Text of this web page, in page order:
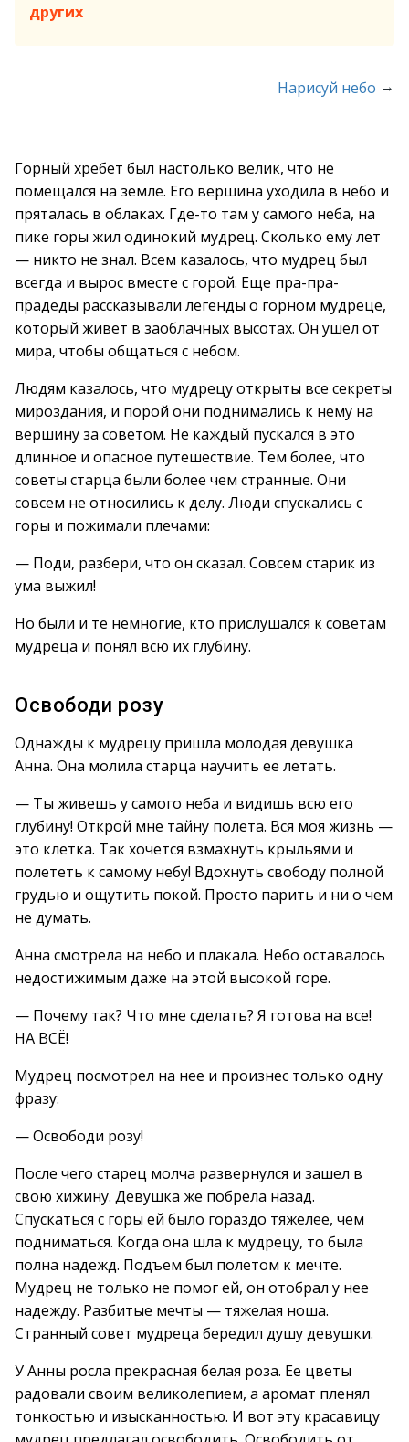
других
Нарисуй небо →
Горный хребет был настолько велик, что не
помещался на земле. Его вершина уходила в небо и
пряталась в облаках. Где-то там у самого неба, на
пике горы жил одинокий мудрец. Сколько ему лет
— никто не знал. Всем казалось, что мудрец был
всегда и вырос вместе с горой. Еще пра-пра-
прадеды рассказывали легенды о горном мудреце,
который живет в заоблачных высотах. Он ушел от
мира, чтобы общаться с небом.
Людям казалось, что мудрецу открыты все секреты
мироздания, и порой они поднимались к нему на
вершину за советом. Не каждый пускался в это
длинное и опасное путешествие. Тем более, что
советы старца были более чем странные. Они
совсем не относились к делу. Люди спускались с
горы и пожимали плечами:
— Поди, разбери, что он сказал. Совсем старик из
ума выжил!
Но были и те немногие, кто прислушался к советам
мудреца и понял всю их глубину.
Освободи розу
Однажды к мудрецу пришла молодая девушка
Анна. Она молила старца научить ее летать.
— Ты живешь у самого неба и видишь всю его
глубину! Открой мне тайну полета. Вся моя жизнь —
это клетка. Так хочется взмахнуть крыльями и
полететь к самому небу! Вдохнуть свободу полной
грудью и ощутить покой. Просто парить и ни о чем
не думать.
Анна смотрела на небо и плакала. Небо оставалось
недостижимым даже на этой высокой горе.
— Почему так? Что мне сделать? Я готова на все!
НА ВСЁ!
Мудрец посмотрел на нее и произнес только одну
фразу:
— Освободи розу!
После чего старец молча развернулся и зашел в
свою хижину. Девушка же побрела назад.
Спускаться с горы ей было гораздо тяжелее, чем
подниматься. Когда она шла к мудрецу, то была
полна надежд. Подъем был полетом к мечте.
Мудрец не только не помог ей, он отобрал у нее
надежду. Разбитые мечты — тяжелая ноша.
Странный совет мудреца бередил душу девушки.
У Анны росла прекрасная белая роза. Ее цветы
радовали своим великолепием, а аромат пленял
тонкостью и изысканностью. И вот эту красавицу